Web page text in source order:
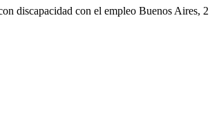
discapacidad con el empleo Buenos Aires,